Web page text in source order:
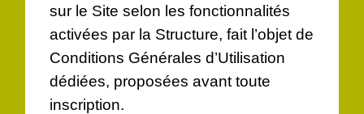
sur le Site selon les fonctionnalités
activées par la Structure, fait l’objet de
Conditions Générales d’Utilisation
dédiées, proposées avant toute
inscription.